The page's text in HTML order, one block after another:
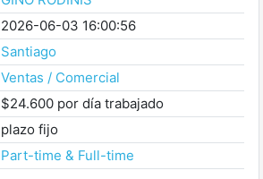
2026-06-03 16:00:56
Santiago
Ventas / Comercial
$24.600 por día trabajado
plazo fijo
Part-time & Full-time